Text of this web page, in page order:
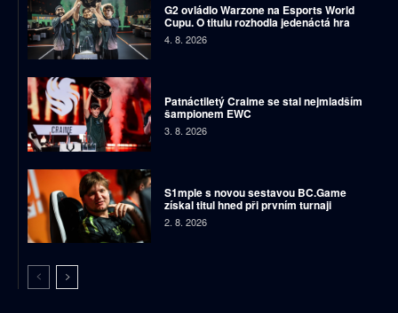
G2 ovládlo Warzone na Esports World
Cupu. O titulu rozhodla jedenáctá hra
4. 8. 2026
Patnáctiletý Craime se stal nejmladším
šampionem EWC
3. 8. 2026
S1mple s novou sestavou BC.Game
získal titul hned při prvním turnaji
2. 8. 2026